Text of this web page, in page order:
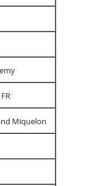
Miquelon